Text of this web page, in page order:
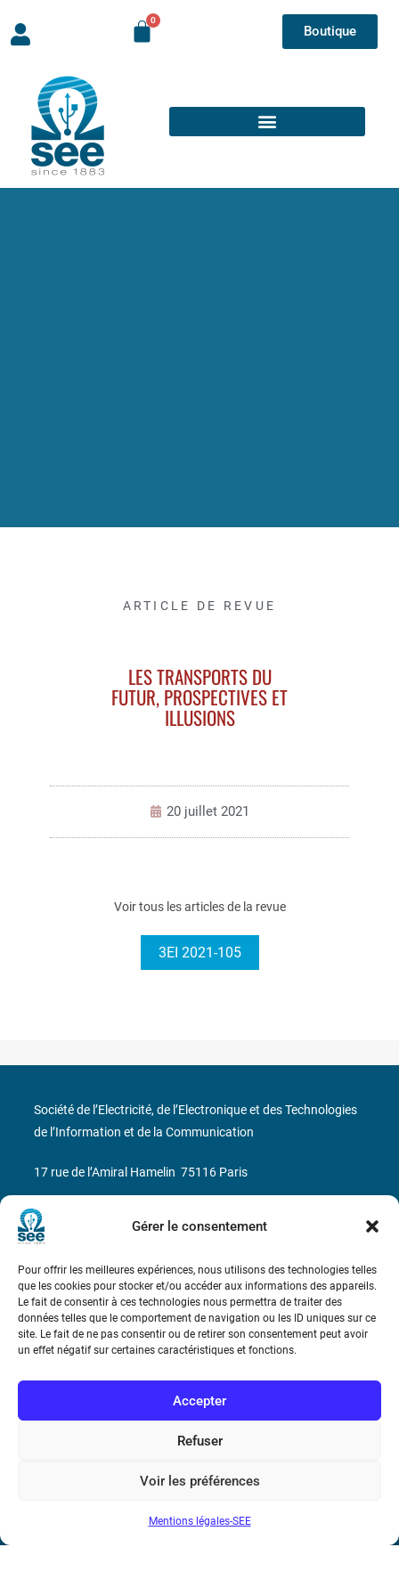
Gérer le consentement
Pour offrir les meilleures expériences, nous utilisons des technologies telles
que les cookies pour stocker et/ou accéder aux informations des appareils.
Le fait de consentir à ces technologies nous permettra de traiter des
données telles que le comportement de navigation ou les ID uniques sur ce
site. Le fait de ne pas consentir ou de retirer son consentement peut avoir
un effet négatif sur certaines caractéristiques et fonctions.
Accepter
Refuser
Voir les préférences
Mentions légales-SEE
Boutique
ARTICLE DE REVUE
LES TRANSPORTS DU
FUTUR, PROSPECTIVES ET
ILLUSIONS
20 juillet 2021
Voir tous les articles de la revue
3EI 2021-105
Bicentenaire des découvertes d’André-
Conditions Générales de Vente
Mentions légales
Société de l’Electricité, de l’Electronique et des Technologies
de l’Information et de la Communication
17 rue de l’Amiral Hamelin 75116 Paris
Métro : « Boissière » Ligne 6 et « Iéna » Ligne 9
N° de SIREN : 785 393 232, Code APE : 9412Z TVA intra-
communautaire : FR44 785 393 232